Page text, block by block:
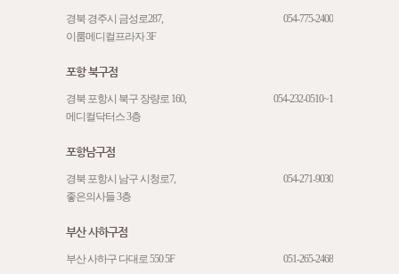
경북 경주시 금성로287,
이룸메디컬프라자 3F
054-775-2400
포항 북구점
경북 포항시 북구 장량로 160,
메디컬닥터스 3층
054-232-0510~1
포항남구점
경북 포항시 남구 시청로7,
좋은의사들 3층
054-271-9030
부산 사하구점
부산 사하구 다대로 550 5F 051-265-2468